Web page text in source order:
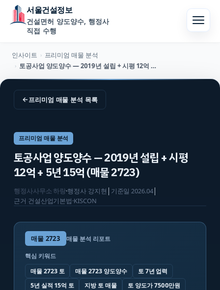
서울건설정보
건설면허 양도양수, 행정사
직접 수행
인사이트 › 프리미엄 매물 분석
› 토공사업 양도양수 — 2019년 설립 + 시평 12억 + 5년 15억 (매물 2723)
←프리미엄 매물 분석 목록
프리미엄 매물 분석
토공사업 양도양수 — 2019년 설립 + 시평
12억 + 5년 15억 (매물 2723)
행정사사무소 하랑·행정사 강지현 기준일2026.04│
근거 건설산업기본법·KISCON
매물 2723 매물 분석 리포트
핵심 키워드
매물 2723 토
매물 2723 양도양수
토 7년 업력
5년 실적 15억 토
지방 토 매물
토 양도가 7500만원